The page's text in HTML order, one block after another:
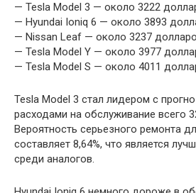
— Tesla Model 3 — около 3222
— Hyundai Ioniq 6 — около 3893
— Nissan Leaf — около 3237
— Tesla Model Y — около 3977
— Tesla Model S — около 4011
Tesla Model 3 стал лидером с
расходами на обслуживание всего
Вероятность серьезного ремонта
составляет 8,64%, что является
среди аналогов.